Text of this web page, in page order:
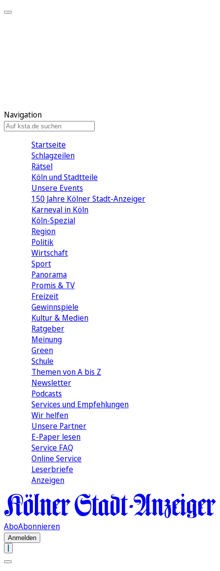
Navigation
Startseite
Schlagzeilen
Rätsel
Köln und Stadtteile
Unsere Events
150 Jahre Kölner Stadt-Anzeiger
Karneval in Köln
Köln-Spezial
Region
Politik
Wirtschaft
Sport
Panorama
Promis & TV
Freizeit
Gewinnspiele
Kultur & Medien
Ratgeber
Meinung
Green
Schule
Themen von A bis Z
Newsletter
Podcasts
Services und Empfehlungen
Wir helfen
Unsere Partner
E-Paper lesen
Service FAQ
Online Service
Leserbriefe
Anzeigen
AboAbonnieren
Anmelden